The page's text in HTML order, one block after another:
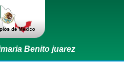
Benito juarez